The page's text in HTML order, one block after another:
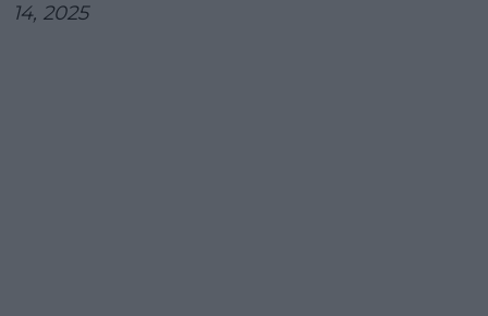
14, 2025